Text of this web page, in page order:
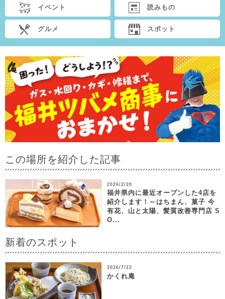
イベント 読みもの
グルメ スポット
この場所を紹介した記事
2026/2/20
福井県内に最近オープンした4店を
紹介します！～はちまん、菓子 今
有花、山と太陽、髪質改善専門店 S
O...
新着のスポット
2026/7/22
かくれ庵